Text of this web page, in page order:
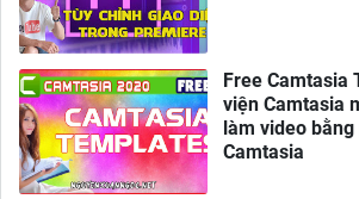
Free Camtasia
viện Camtasia
làm video
Camtasia